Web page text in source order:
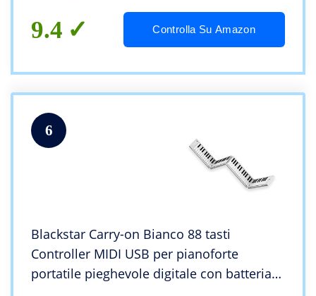
9.4 Controlla Su Amazon
6
Blackstar Carry-on Bianco 88 tasti
Controller MIDI USB per pianoforte
portatile pieghevole digitale con batteria